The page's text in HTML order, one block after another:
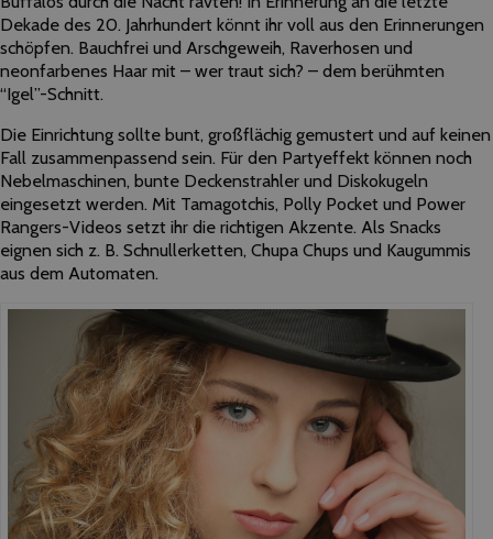
Dekade des 20. Jahrhundert könnt ihr voll aus den Erinnerungen
schöpfen. Bauchfrei und Arschgeweih, Raverhosen und
neonfarbenes Haar mit – wer traut sich? – dem berühmten
“Igel”-Schnitt.
Die Einrichtung sollte bunt, großflächig gemustert und auf keinen
Fall zusammenpassend sein. Für den Partyeffekt können noch
Nebelmaschinen, bunte Deckenstrahler und Diskokugeln
eingesetzt werden. Mit Tamagotchis, Polly Pocket und Power
Rangers-Videos setzt ihr die richtigen Akzente. Als Snacks
eignen sich z. B. Schnullerketten, Chupa Chups und Kaugummis
aus dem Automaten.